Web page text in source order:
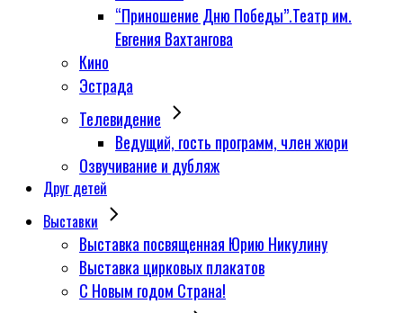
“Приношение Дню Победы”.Театр им.
Евгения Вахтангова
Кино
Эстрада
Телевидение
Ведущий, гость программ, член жюри
Озвучивание и дубляж
Друг детей
Выставки
Выставка посвященная Юрию Никулину
Выставка цирковых плакатов
С Новым годом Страна!